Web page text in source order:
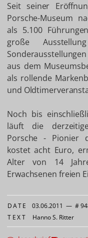
Seit seiner
Porsche-Museum
als 5.100
große
aus dem
als rollende
und
Noch bis
läuft die
Porsche - Pionier
kostet acht Euro,
Alter von 14
Erwachsenen freien
DATE 03.06.2011 — #
TEXT Hanno S. Ritter